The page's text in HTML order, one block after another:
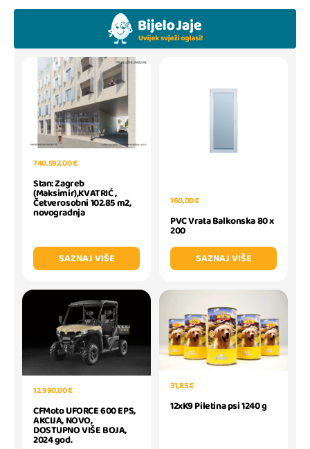
740.592,00 €
Stan: Zagreb
(Maksimir),KVATRIĆ ,
Četverosobni 102.85 m2,
novogradnja
SAZNAJ VIŠE
160,00 €
PVC Vrata Balkonska 80 x
200
SAZNAJ VIŠE
12.990,00 €
CFMoto UFORCE 600 EPS,
AKCIJA, NOVO,
DOSTUPNO VIŠE BOJA,
2024 god.
31,85 €
12xK9 Piletina psi 1240 g